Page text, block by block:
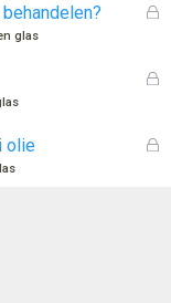
n
n
G
n
glas
G
G
olie